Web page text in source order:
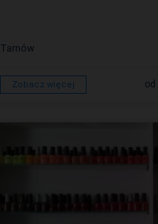
Tarnów
Zobacz więcej od